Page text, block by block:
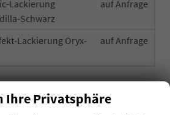
Lackierung
Schwarz
auf Anfrage
Lackierung Oryx-
auf Anfrage
Ihre Privatsphäre